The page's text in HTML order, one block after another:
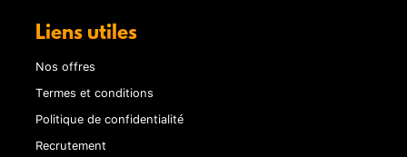
Liens utiles
Nos offres
Termes et conditions
Politique de confidentialité
Recrutement